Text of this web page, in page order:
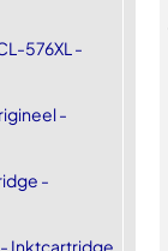
576XL -
-
-
Inktcartridge